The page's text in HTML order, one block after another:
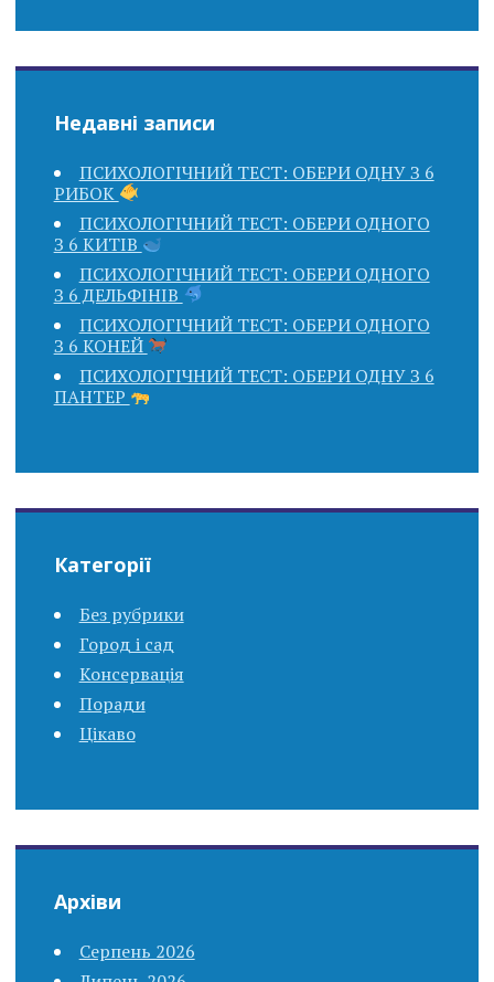
Недавні записи
ПСИХОЛОГІЧНИЙ ТЕСТ: ОБЕРИ ОДНУ З 6
РИБОК
ПСИХОЛОГІЧНИЙ ТЕСТ: ОБЕРИ ОДНОГО
З 6 КИТІВ
ПСИХОЛОГІЧНИЙ ТЕСТ: ОБЕРИ ОДНОГО
З 6 ДЕЛЬФІНІВ
ПСИХОЛОГІЧНИЙ ТЕСТ: ОБЕРИ ОДНОГО
З 6 КОНЕЙ
ПСИХОЛОГІЧНИЙ ТЕСТ: ОБЕРИ ОДНУ З 6
ПАНТЕР
Категорії
Без рубрики
Город і сад
Консервація
Поради
Цікаво
Архіви
Серпень 2026